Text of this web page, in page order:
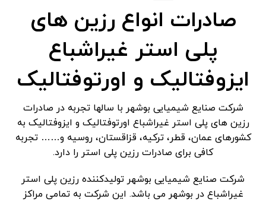
صادرات انواع رزین های
پلی استر غیراشباع
ایزوفتالیک و اورتوفتالیک
شرکت صنایع شیمیایی بوشهر با سالها تجربه در صادرات
رزین های پلی استر غیراشباع اورتوفتالیک و ایزوفتالیک به
کشورهای عمان، قطر، ترکیه، قزاقستان، روسیه و…… تجربه
کافی برای صادرات رزین پلی استر را دارد.
شرکت صنایع شیمیایی بوشهر تولیدکننده رزین پلی استر
غیراشباع در بوشهر می باشد. این شرکت به تمامی مراکز